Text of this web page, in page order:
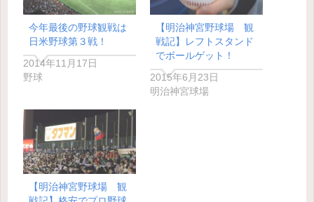
今年最後の野球観戦は
日米野球第３戦！
2014年11月17日
野球
【明治神宮野球場 観
戦記】レフトスタンド
でボールゲット！
2015年6月23日
明治神宮球場
【明治神宮野球場 観